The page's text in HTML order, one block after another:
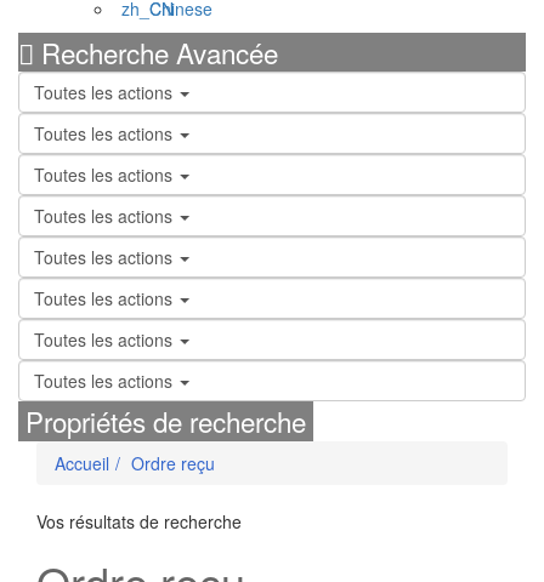
Chinese
Recherche Avancée
Toutes les actions
Toutes les actions
Toutes les actions
Toutes les actions
Toutes les actions
Toutes les actions
Toutes les actions
Toutes les actions
Propriétés de recherche
Accueil Ordre reçu
Vos résultats de recherche